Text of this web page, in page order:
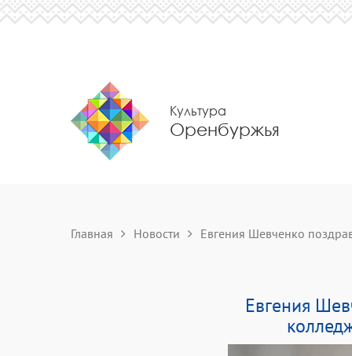
Культура
Оренбуржья
Главная Новости Евгения Шевченко
Евгения